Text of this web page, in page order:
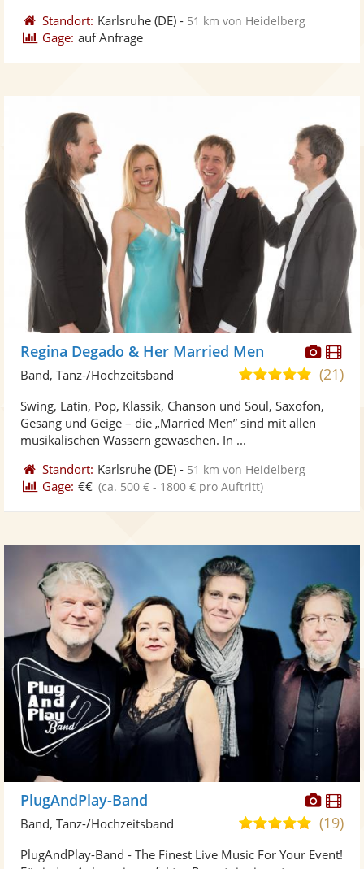
Standort: Karlsruhe (DE) - 51 km von Heidelberg
Gage: auf Anfrage
Fotos
Regina Degado & Her Married Men
5,0
5
(21)
Band, Tanz-/Hochzeitsband
Swing, Latin, Pop, Klassik, Chanson und Soul, Saxofon,
Gesang und Geige – die „Married Men” sind mit allen
musikalischen Wassern gewaschen. In ...
Standort: Karlsruhe (DE) - 51 km von Heidelberg
Gage: €€ (ca. 500 € - 1800 € pro Auftritt)
Fotos
PlugAndPlay-Band
5,0
5
(19)
Band, Tanz-/Hochzeitsband
PlugAndPlay-Band - The Finest Live Music For Your Event!